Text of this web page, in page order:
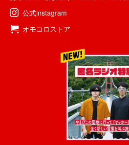
公式instagram
オモコロストア